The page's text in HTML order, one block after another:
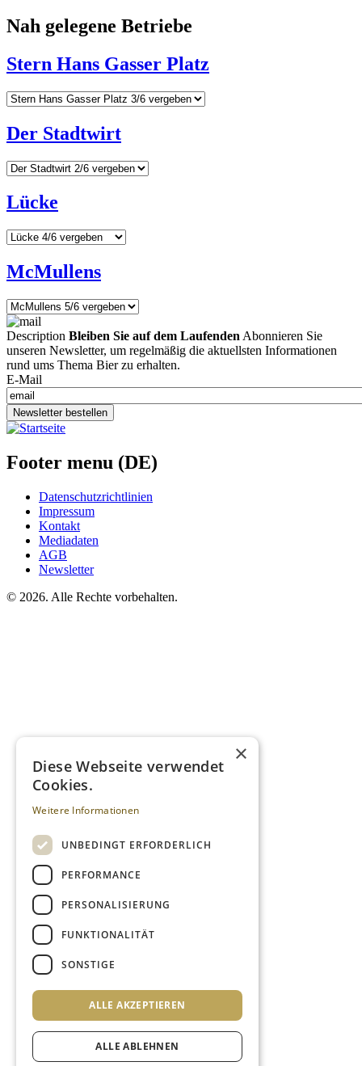
Nah gelegene Betriebe
Stern Hans Gasser Platz
Der Stadtwirt
Lücke
McMullens
Description Bleiben Sie auf dem Laufenden Abonnieren Sie
unseren Newsletter, um regelmäßig die aktuellsten Informationen
rund ums Thema Bier zu erhalten.
E-Mail
Newsletter bestellen
Footer menu (DE)
Datenschutzrichtlinien
Impressum
Kontakt
Mediadaten
AGB
Newsletter
© 2026. Alle Rechte vorbehalten.
×
Diese Webseite verwendet
Cookies.
Weitere Informationen
UNBEDINGT ERFORDERLICH
PERFORMANCE
PERSONALISIERUNG
FUNKTIONALITÄT
SONSTIGE
ALLE AKZEPTIEREN
ALLE ABLEHNEN